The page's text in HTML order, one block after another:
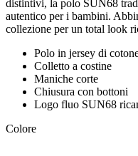
distintivi, la polo SUN68
autentico per i bambini.
collezione per un total look
Polo in jersey di
Colletto a costine
Maniche corte
Chiusura con bottoni
Logo fluo SUN68
Colore